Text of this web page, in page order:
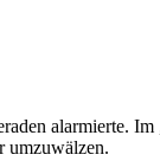
alarmierte.
umzuwälzen.